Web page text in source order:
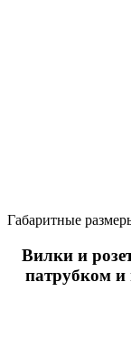
Габаритные
Вилки и
патрубком и